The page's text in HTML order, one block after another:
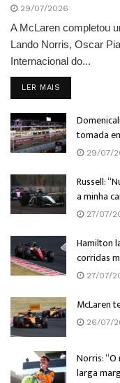
29/07/2026
A McLaren completou
Lando Norris, Oscar
Internacional do...
LER MAIS
tomada
29/07/
Russell:
a minha
27/07/
Hamilton
corridas
27/07/
McLaren
26/07/
Norris:
larga